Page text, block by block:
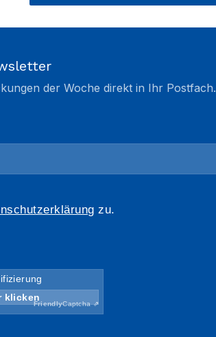
der Woche direkt in Ihr Postfach.